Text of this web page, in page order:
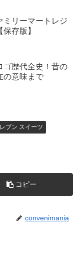
ミリーマートレジ
存版】
ゴ歴代全史！昔の
の意味まで
ブン スイーツ
コピー
convenimania